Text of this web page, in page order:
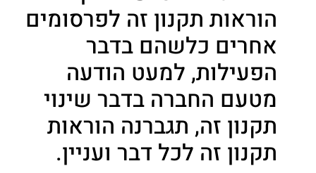
הוראות תקנון זה לפרסומים
אחרים כלשהם בדבר
הפעילות, למעט הודעה
מטעם החברה בדבר שינוי
תקנון זה, תגברנה הוראות
תקנון זה לכל דבר ועניין.